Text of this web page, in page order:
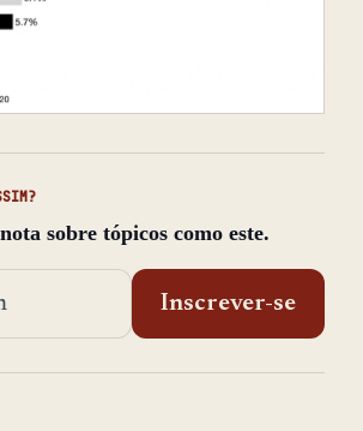
sobre tópicos como este.
Inscrever-se